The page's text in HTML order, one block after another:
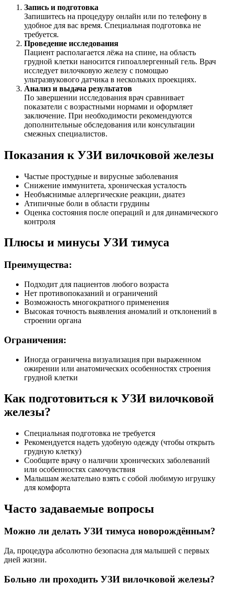
Запись и подготовка
Запишитесь на процедуру онлайн или по телефону в
удобное для вас время. Специальная подготовка не
требуется.
Проведение исследования
Пациент располагается лёжа на спине, на область
грудной клетки наносится гипоаллергенный гель. Врач
исследует вилочковую железу с помощью
ультразвукового датчика в нескольких проекциях.
Анализ и выдача результатов
По завершении исследования врач сравнивает
показатели с возрастными нормами и оформляет
заключение. При необходимости рекомендуются
дополнительные обследования или консультации
смежных специалистов.
Показания к УЗИ вилочковой железы
Частые простудные и вирусные заболевания
Снижение иммунитета, хроническая усталость
Необъяснимые аллергические реакции, диатез
Атипичные боли в области грудины
Оценка состояния после операций и для динамического
контроля
Плюсы и минусы УЗИ тимуса
Преимущества:
Подходит для пациентов любого возраста
Нет противопоказаний и ограничений
Возможность многократного применения
Высокая точность выявления аномалий и отклонений в
строении органа
Ограничения:
Иногда ограничена визуализация при выраженном
ожирении или анатомических особенностях строения
грудной клетки
Как подготовиться к УЗИ вилочковой
железы?
Специальная подготовка не требуется
Рекомендуется надеть удобную одежду (чтобы открыть
грудную клетку)
Сообщите врачу о наличии хронических заболеваний
или особенностях самочувствия
Малышам желательно взять с собой любимую игрушку
для комфорта
Часто задаваемые вопросы
Можно ли делать УЗИ тимуса новорождённым?
Да, процедура абсолютно безопасна для малышей с первых
дней жизни.
Больно ли проходить УЗИ вилочковой железы?